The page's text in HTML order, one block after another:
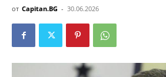
от Capitan.BG - 30.06.2026